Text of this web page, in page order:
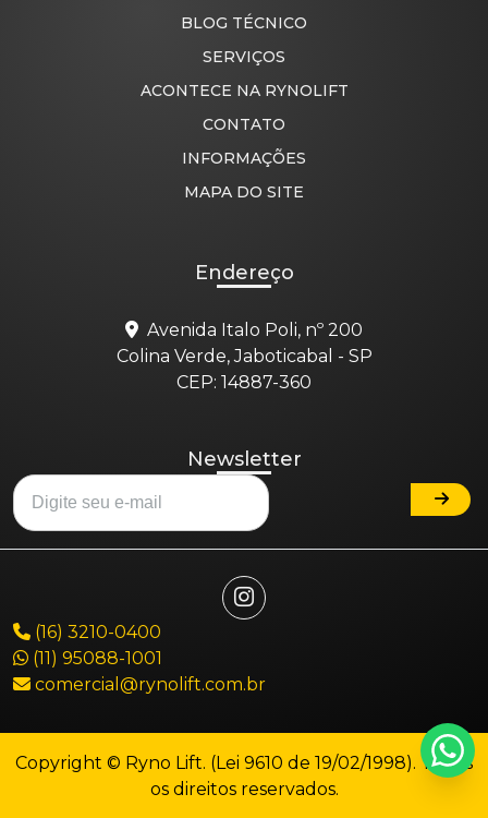
BLOG TÉCNICO
SERVIÇOS
ACONTECE NA RYNOLIFT
CONTATO
INFORMAÇÕES
MAPA DO SITE
Endereço
Avenida Italo Poli, nº 200
Colina Verde, Jaboticabal - SP
CEP: 14887-360
Newsletter
(16) 3210-0400
(11) 95088-1001
comercial@rynolift.com.br
Copyright © Ryno Lift. (Lei 9610 de 19/02/1998). Todos
os direitos reservados.